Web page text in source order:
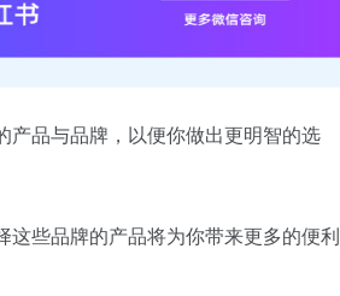
产品与品牌，以便你做出更明智的选
些品牌的产品将为你带来更多的便利